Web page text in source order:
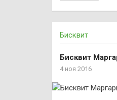
Бисквит
Бисквит
4 ноя 2016